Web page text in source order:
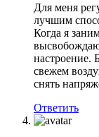
Для меня
лучшим
Когда я
настроение.
свежем
снять
Ответить